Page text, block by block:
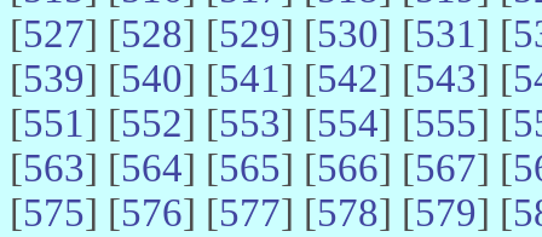
[527] [528] [529] [530] [531] [
[539] [540] [541] [542] [543] [
[551] [552] [553] [554] [555] [
[563] [564] [565] [566] [567] [
[575] [576] [577] [578] [579] [